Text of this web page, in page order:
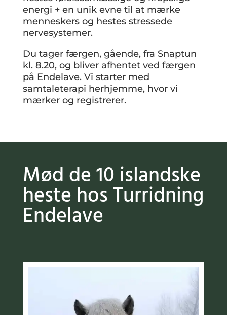
energi + en unik evne til at mærke
menneskers og hestes stressede
nervesystemer.
Du tager færgen, gående, fra Snaptun
kl. 8.20, og bliver afhentet ved færgen
på Endelave. Vi starter med
samtaleterapi herhjemme, hvor vi
mærker og registrerer.
Mød de 10 islandske
heste hos Turridning
Endelave